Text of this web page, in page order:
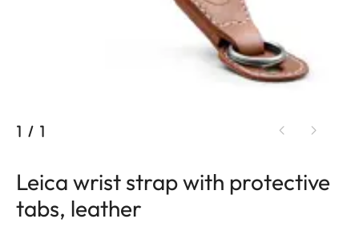
1 / 1
Leica wrist strap with protective
tabs, leather